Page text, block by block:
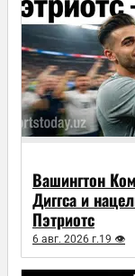
Вашингтон
Диггса и
Пэтриотс
6 авг. 2026 г.19 👁